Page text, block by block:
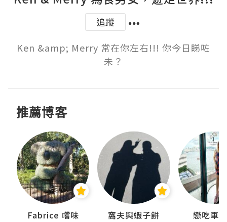
追蹤
Ken &amp; Merry 常在你左右!!! 你今日睇咗
未？
推薦博客
Fabrice 嚐味 窩夫與蝦子餅 戀吃車